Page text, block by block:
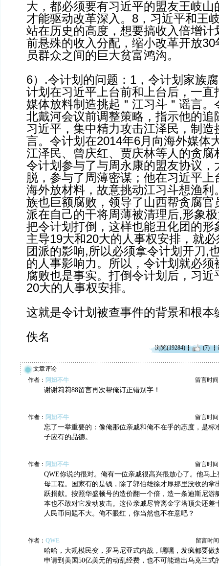
大，都必须要有习近平的盟友王岐山
才能驱动改革深入。8，习近平和王
站在历史的高度，想要搞收入倍增计
前悬殊的收入分配，缩小改革开放
员群众之间的巨大贫富鸿沟。
6）.令计划的问题：1，令计划家族
计划在习近平上台前和上台后，一直
媒体放料制造挑起＂江习斗＂谣言。
北戴河会议前调整策略，指示他的追
习近平，集中精力攻击江泽民，制造
言。令计划在2014年6月向海外媒体
江泽民、曾庆红、贾庆林等人的贪腐
令计划参与了与周永康的盟友协议，
脱，参与了周薄密谋；他在习近平上
海外放材料，故意挑动江习斗想渔利
族也巨额腐败，领导了山西帮贪腐官
派在自己的干将周薄被清理后,形象
把令计划打倒，这样也能丑化团的形
主导19大和20大的人事权安排，就
团派的影响,所以必须拿令计划开刀,
的人事影响力。所以，令计划就必须
腐败也是事实。打倒令计划后，习近
20大的人事权安排。
这就是令计划被查事件的背景和根本
佚名
浏览(19284) (7)
文章评论
作者： 阿妞不牛 留言时间
谢谢莉莉88留言再次帮俺订正错别字！
作者： 阿妞不牛 留言时间
忘了一举重要的：像俺那位亲戚和俺不在乎的态度，是标
子应有的品德。
作者： 阿妞不牛 留言时间
QWE你说的很对。俺有一位亲戚很高兴很放心了。他马
母工程。国家有的是钱，除了郭伯雄徐才厚那里没收的拿
跃捐献。按照华盛顿号的造价翻一个倍，造一条迪斯尼游
本也不敢对它发动攻击。这位亲戚尽管离金字塔顶尖还差
人民币问题不大。俺不眼红，你当然也不在意吧？
作者： QWE 留言时
哈哈，大规模民变，罗马尼亚式内战，嘿嘿，发疯都要做
申请到美国50亿美元的动乱经费，也不可能造出乌克兰式